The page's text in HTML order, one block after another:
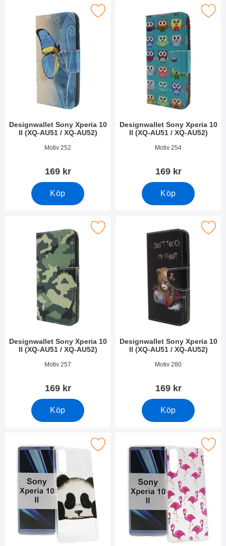
Designwallet Sony Xperia 10
II (XQ-AU51 / XQ-AU52)
Art. nr 36548Motiv 252
169 kr
Köp
Sony Xperia 10 II (XQ-AU51 / XQ-AU52) som
Designwallet Sony Xperia 10
II (XQ-AU51 / XQ-AU52)
Art. nr 36546Motiv 254
169 kr
Köp
Makera designwallet Sony Xperia 10 II
Designwallet Sony Xperia 10
II (XQ-AU51 / XQ-AU52)
Art. nr 36545Motiv 257
169 kr
Köp
Sony Xperia 10 II (XQ-AU51 / XQ-AU52) som
Designwallet Sony Xperia 10
II (XQ-AU51 / XQ-AU52)
Art. nr 36449Motiv 280
169 kr
Köp
Makera designwallet Sony Xperia 10 II
TPU Sony Xperia 10 II (XQ-AU51 / XQ-AU52) som
Makera designskal TPU Sony Xperia 10 II